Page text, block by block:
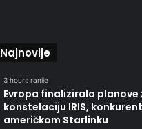
Najnovije
3 hours ranije
Evropa finalizirala planove
konstelaciju IRIS,
američkom Starlinku